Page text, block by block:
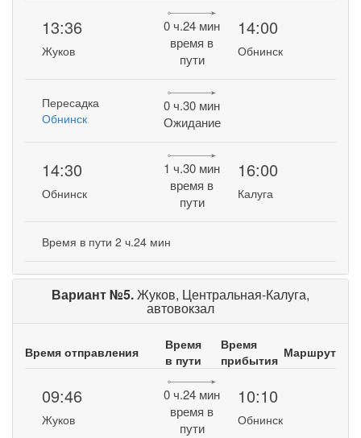
13:36
Жуков
0 ч.24 мин
время в
пути
14:00
Обнинск
Пересадка
Обнинск
0 ч.30 мин
Ожидание
14:30
Обнинск
1 ч.30 мин
время в
пути
16:00
Калуга
Время в пути 2 ч.24 мин
Вариант №5.Жуков, Центральная-Калуга,
автовокзал
Время отправления
Время
в пути
Время
прибытия Маршрут
09:46
Жуков
0 ч.24 мин
время в
пути
10:10
Обнинск